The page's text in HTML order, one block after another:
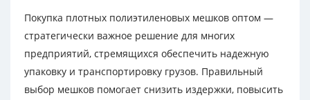
Покупка плотных полиэтиленовых мешков оптом —
стратегически важное решение для многих
предприятий, стремящихся обеспечить надежную
упаковку и транспортировку грузов. Правильный
выбор мешков помогает снизить издержки, повысить